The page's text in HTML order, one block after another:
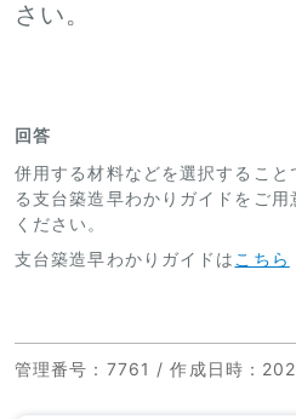
さい。
回答
併用する材料などを選択すること
る支台築造早わかりガイドをご
ください。
支台築造早わかりガイドは こちら
管理番号 ：7761 /作成日時 ：